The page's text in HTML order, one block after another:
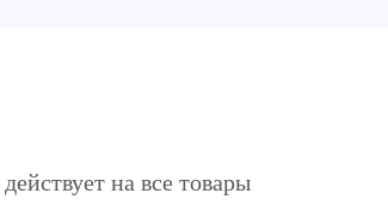
на все товары